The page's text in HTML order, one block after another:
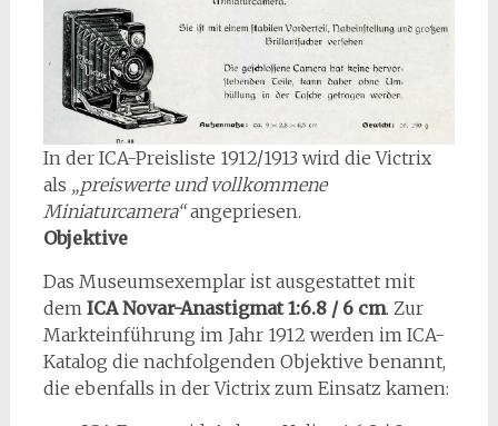
In der ICA-Preisliste 1912/1913 wird die Victrix
als „preiswerte und vollkommene
Miniaturcamera“angepriesen.
Objektive
Das Museumsexemplar ist ausgestattet mit
dem ICA Novar-Anastigmat 1:6.8 / 6 cm. Zur
Markteinführung im Jahr 1912 werden im ICA-
Katalog die nachfolgenden Objektive benannt,
die ebenfalls in der Victrix zum Einsatz kamen: